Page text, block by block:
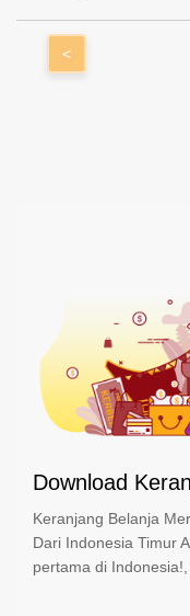
<
Download
Keranjang Belanja
Dari Indonesia Timur
pertama di